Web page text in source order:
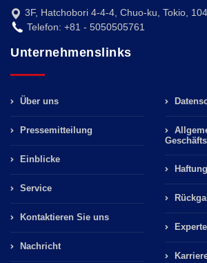
3F, Hatchobori 4-4-4, Chuo-ku, Tokio,
Telefon: +81 - 5050505761
Unternehmenslinks
Über uns
Pressemitteilung
Einblicke
Service
Kontaktieren Sie uns
Nachricht
Experte